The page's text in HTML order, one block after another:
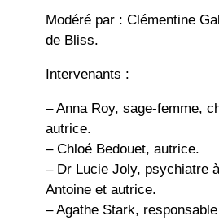
Modéré par : Clémentine
de Bliss.
Intervenants :
– Anna Roy, sage-femme,
autrice.
– Chloé Bedouet, autrice.
– Dr Lucie Joly, psychiatre
Antoine et autrice.
– Agathe Stark,